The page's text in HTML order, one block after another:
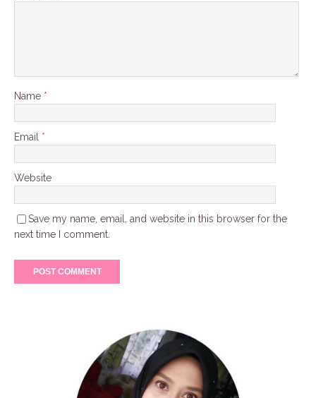
Name *
Email *
Website
Save my name, email, and website in this browser for the
next time I comment.